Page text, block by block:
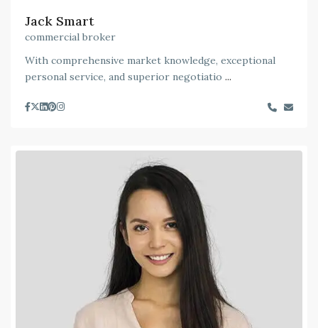
Jack Smart
commercial broker
With comprehensive market knowledge, exceptional
personal service, and superior negotiatio ...